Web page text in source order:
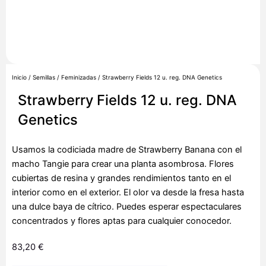
Inicio / Semillas / Feminizadas / Strawberry Fields 12 u. reg. DNA Genetics
Strawberry Fields 12 u. reg. DNA
Genetics
Usamos la codiciada madre de Strawberry Banana con el
macho Tangie para crear una planta asombrosa. Flores
cubiertas de resina y grandes rendimientos tanto en el
interior como en el exterior. El olor va desde la fresa hasta
una dulce baya de cítrico. Puedes esperar espectaculares
concentrados y flores aptas para cualquier conocedor.
83,20 €